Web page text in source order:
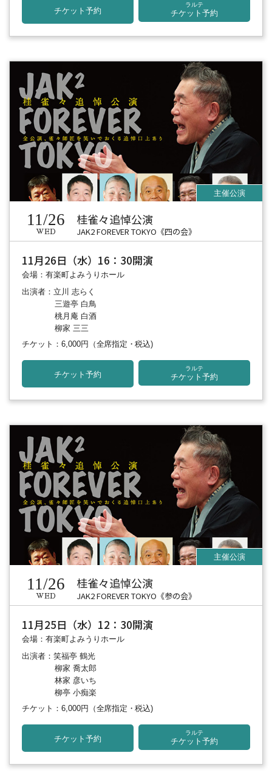
チケット予約
ラルテ
チケット予約
11/26
WED
桂雀々追悼公演
JAK2 FOREVER TOKYO《四の会》
11月26日（水）16：30開演
会場：有楽町よみうりホール
出演者：立川 志らく
三遊亭 白鳥
桃月庵 白酒
柳家 三三
チケット：6,000円
（全席指定・税込)
チケット予約
ラルテ
チケット予約
11/26
WED
桂雀々追悼公演
JAK2 FOREVER TOKYO《参の会》
11月25日（水）12：30開演
会場：有楽町よみうりホール
出演者：笑福亭 鶴光
柳家 喬太郎
林家 彦いち
柳亭 小痴楽
チケット：6,000円
（全席指定・税込)
チケット予約
ラルテ
チケット予約